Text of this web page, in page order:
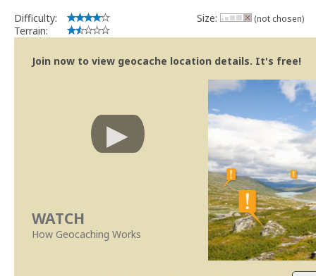
implicações que as guidelines actuais indicam.
Se no local existe algum container, por favor recolha-o a fim
Obrigado
Geocaching.com Volunteer Cache Reviewer
Difficulty:
Terrain:
Size: (not chosen)
Join now to view geocache location details. It's free!
WATCH
How Geocaching Works